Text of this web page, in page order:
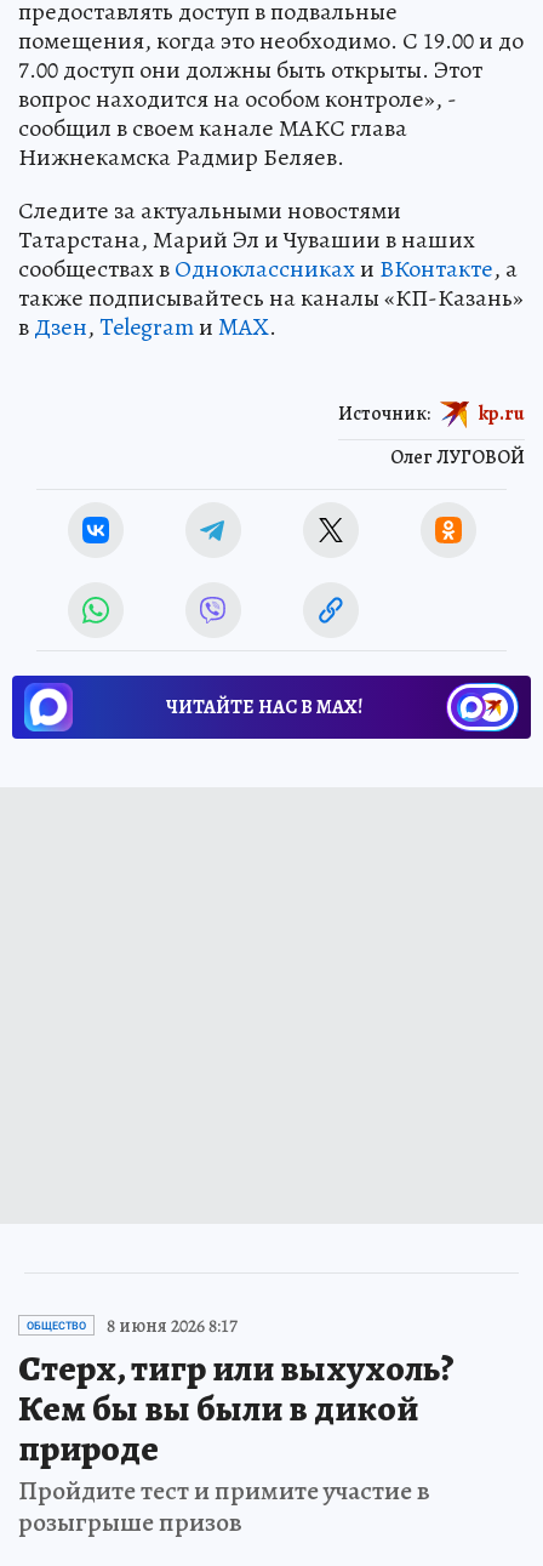
предоставлять доступ в подвальные
помещения, когда это необходимо. С 19.00 и до
7.00 доступ они должны быть открыты. Этот
вопрос находится на особом контроле», -
сообщил в своем канале МАКС глава
Нижнекамска Радмир Беляев.
Следите за актуальными новостями
Татарстана, Марий Эл и Чувашии в наших
сообществах вОдноклассникахи ВКонтакте, а
также подписывайтесь на каналы «КП-Казань»
вДзен,TelegramиMAX.
Олег ЛУГОВОЙ
Источник: kp.ru
ЧИТАЙТЕ НАС В МАХ!
ОБЩЕСТВО 8 июня 2026 8:17
Стерх, тигр или выхухоль?
Кем бы вы были в дикой
природе
Пройдите тест и примите участие в
розыгрыше призов